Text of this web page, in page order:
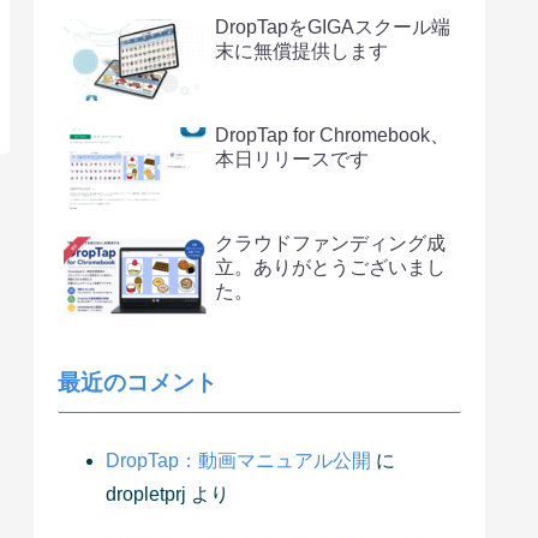
DropTapをGIGAスクール端
末に無償提供します
DropTap for Chromebook、
本日リリースです
クラウドファンディング成
立。ありがとうございまし
た。
最近のコメント
DropTap：動画マニュアル公開 に
dropletprj より